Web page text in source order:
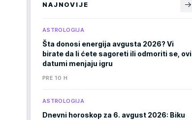
NAJNOVIJE
ASTROLOGIJA
Šta donosi energija avgusta 2026? Vi
birate da li ćete sagoreti ili odmoriti se, ovi
datumi menjaju igru
PRE 10 H
ASTROLOGIJA
Dnevni horoskop za 6. avgust 2026: Biku